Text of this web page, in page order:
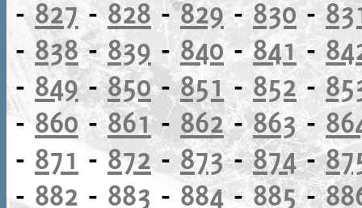
-827 -828 -829- 830 -
- 838-839 - 840-841 -
- 849-850-851 - 852 -
- 860 -861- 862-863-
- 871 -872 -873-874-
- 882 - 883 - 884-885-